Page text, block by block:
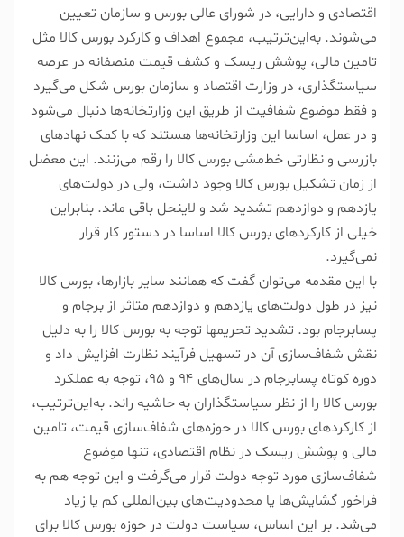
اقتصادی و دارایی، در شورای عالی بورس و سازمان تعیین
می‌شوند. به‌این‌ترتیب، مجموع اهداف و کارکرد بورس کالا مثل
تامین مالی، پوشش ریسک و کشف قیمت منصفانه در عرصه
سیاستگذاری، در وزارت اقتصاد و سازمان بورس شکل می‌گیرد
و فقط موضوع شفافیت از طریق این وزارتخانه‌ها دنبال می‌شود
و در عمل، اساسا این وزارتخانه‌ها هستند که با کمک نهادهای
بازرسی و نظارتی خط‌مشی بورس کالا را رقم می‌زنند. این معضل
از زمان تشکیل بورس کالا وجود داشت، ولی در دولت‌های
یازدهم و دوازدهم تشدید شد و لاینحل باقی ماند. بنابراین
خیلی از کارکردهای بورس کالا اساسا در دستور کار قرار
نمی‌گیرد.
با این مقدمه می‌توان گفت که همانند سایر بازارها، بورس کالا
نیز در طول دولت‌های یازدهم و دوازدهم متاثر از برجام و
پسابرجام بود. تشدید تحریم‎ها توجه به بورس کالا را به دلیل
نقش شفاف‌سازی آن در تسهیل فرآیند نظارت افزایش داد و
دوره کوتاه پسابرجام در سال‌های ۹۴ و ۹۵، توجه به عملکرد
بورس کالا را از نظر سیاستگذاران به حاشیه راند. به‌این‌ترتیب،
از کارکردهای بورس کالا در حوزه‌های شفاف‌سازی قیمت، تامین
مالی و پوشش ریسک در نظام اقتصادی، تنها موضوع
شفاف‌سازی مورد توجه دولت قرار می‌گرفت و این توجه هم به
فراخور گشایش‌ها یا محدودیت‌های بین‌المللی کم یا زیاد
می‌شد. بر این اساس، سیاست دولت در حوزه بورس کالا برای